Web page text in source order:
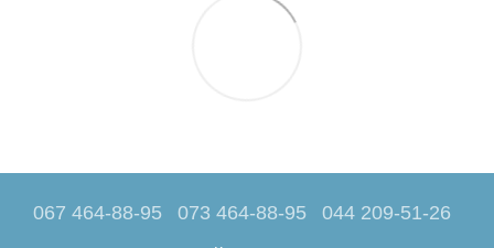
067 464-88-95 073 464-88-95 044 209-51-26